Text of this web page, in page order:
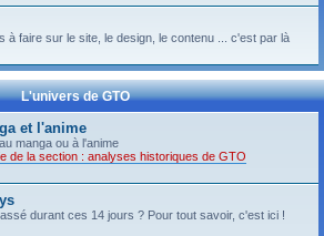
à faire sur le site, le design, le contenu ... c'est par là
L'univers de GTO
et l'anime
manga ou à l'anime
de la section : analyses historiques de GTO
durant ces 14 jours ? Pour tout savoir, c'est ici !